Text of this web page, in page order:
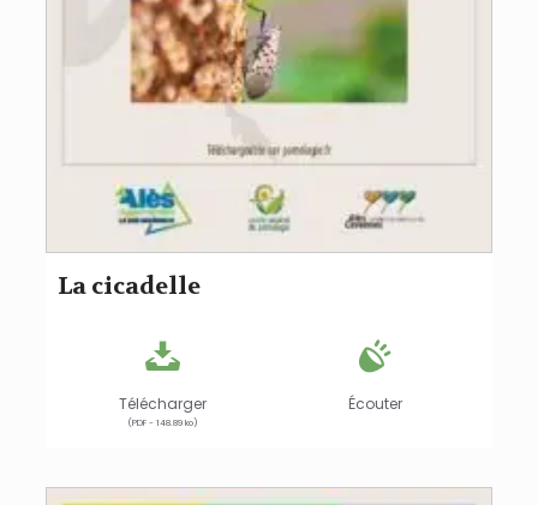
La cicadelle
Télécharger
(PDF - 148.89 ko)
Écouter